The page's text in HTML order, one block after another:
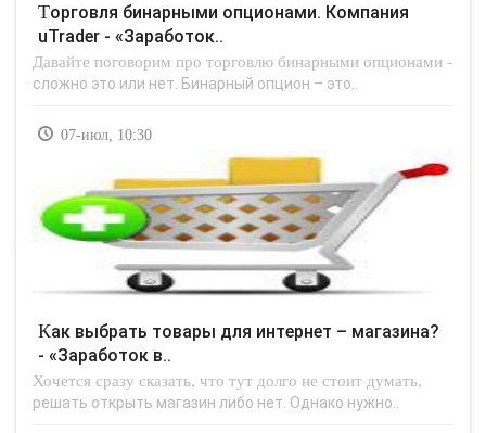
Торговля бинарными опционами. Компания
uTrader - «Заработок..
Давайте поговорим про торговлю бинарными опционами -
сложно это или нет. Бинарный опцион – это..
07-июл, 10:30
Как выбрать товары для интернет – магазина?
- «Заработок в..
Хочется сразу сказать, что тут долго не стоит думать,
решать открыть магазин либо нет. Однако нужно..